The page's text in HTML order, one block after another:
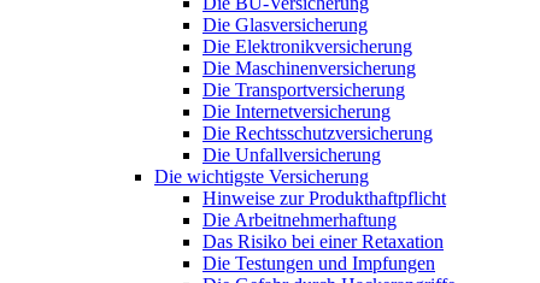
Die Glasversicherung
Die Elektronikversicherung
Die Maschinenversicherung
Die Transportversicherung
Die Internetversicherung
Die Rechtsschutzversicherung
Die Unfallversicherung
Die wichtigste Versicherung
Hinweise zur Produkthaftpflicht
Die Arbeitnehmerhaftung
Das Risiko bei einer Retaxation
Die Testungen und Impfungen